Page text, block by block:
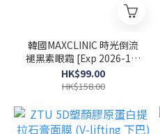
韓國MAXCLINIC 時光倒流
褪黑素眼霜 [Exp 2026-12-
13]
HK$99.00
HK$158.00